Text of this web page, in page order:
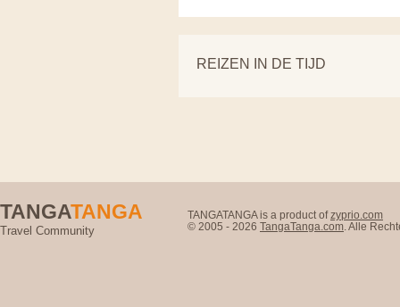
REIZEN IN DE TIJD
TANGATANGA
Travel Community
TANGATANGA is a product ofzyprio.com
© 2005 - 2026 TangaTanga.com . Alle